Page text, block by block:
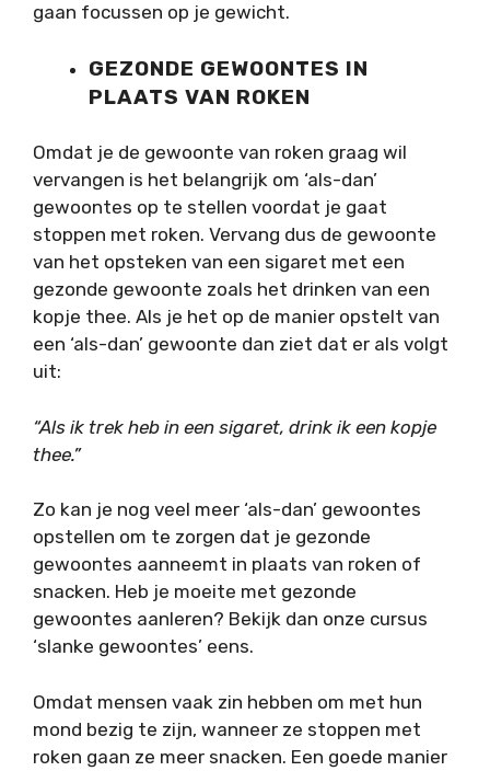
gaan focussen op je gewicht.
GEZONDE GEWOONTES IN
PLAATS VAN ROKEN
Omdat je de gewoonte van roken graag wil
vervangen is het belangrijk om ‘als-dan’
gewoontes op te stellen voordat je gaat
stoppen met roken. Vervang dus de gewoonte
van het opsteken van een sigaret met een
gezonde gewoonte zoals het drinken van een
kopje thee. Als je het op de manier opstelt van
een ‘als-dan’ gewoonte dan ziet dat er als volgt
uit:
“Als ik trek heb in een sigaret, drink ik een kopje
thee.”
Zo kan je nog veel meer ‘als-dan’ gewoontes
opstellen om te zorgen dat je gezonde
gewoontes aanneemt in plaats van roken of
snacken. Heb je moeite met gezonde
gewoontes aanleren? Bekijk dan onze cursus
‘slanke gewoontes’ eens.
Omdat mensen vaak zin hebben om met hun
mond bezig te zijn, wanneer ze stoppen met
roken gaan ze meer snacken. Een goede manier